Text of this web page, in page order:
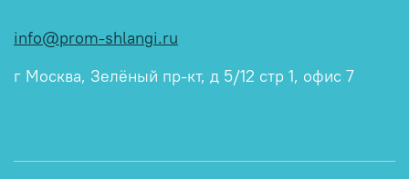
info@prom-shlangi.ru
г Москва, Зелёный пр-кт, д 5/12 стр 1, офис 7